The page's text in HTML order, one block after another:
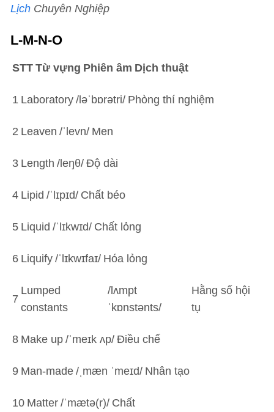
Lịch Chuyên Nghiệp
L-M-N-O
STT Từ vựng Phiên âm Dịch thuật
1 Laboratory /ləˈbɒrətri/ Phòng thí nghiệm
2 Leaven /ˈlevn/ Men
3 Length /leŋθ/ Độ dài
4 Lipid /ˈlɪpɪd/ Chất béo
5 Liquid /ˈlɪkwɪd/ Chất lỏng
6 Liquify /ˈlɪkwɪfaɪ/ Hóa lỏng
7
Lumped
constants
/lʌmpt
ˈkɒnstənts/
Hằng số hội
tụ
8 Make up /ˈmeɪk ʌp/ Điều chế
9 Man-made /ˌmæn ˈmeɪd/ Nhân tạo
10 Matter /ˈmætə(r)/ Chất